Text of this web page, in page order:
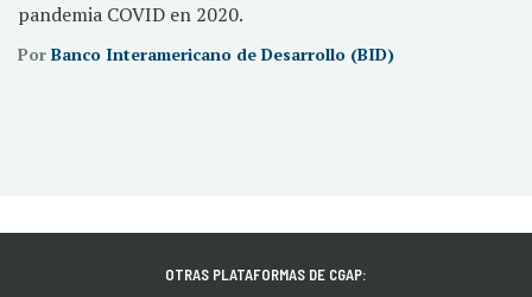
pandemia COVID en 2020.
Por Banco Interamericano de Desarrollo (BID)
OTRAS PLATAFORMAS DE CGAP: